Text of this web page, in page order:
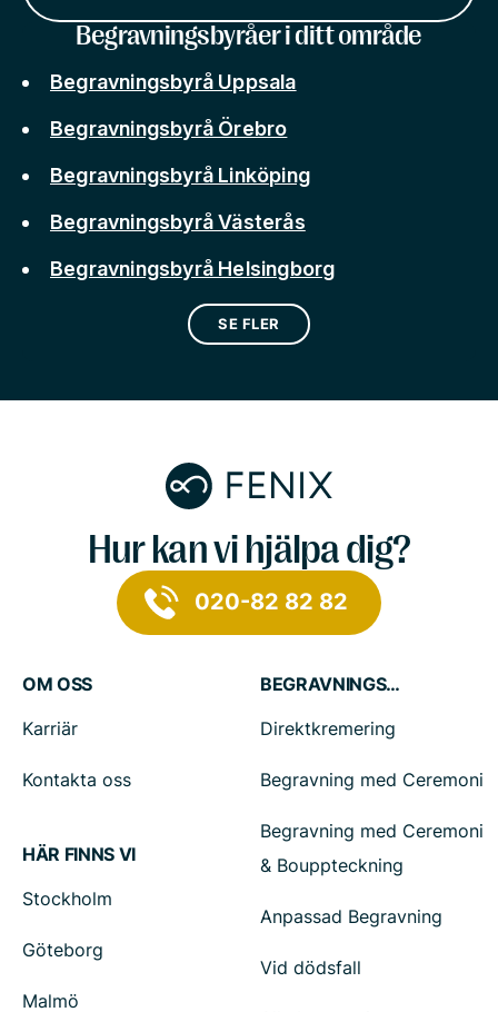
Begravningsbyråer i ditt område
Begravningsbyrå Uppsala
Begravningsbyrå Örebro
Begravningsbyrå Linköping
Begravningsbyrå Västerås
Begravningsbyrå Helsingborg
SE FLER
Hur kan vi hjälpa dig?
020-82 82 82
OM OSS
Karriär
Kontakta oss
HÄR FINNS VI
Stockholm
Göteborg
Malmö
BEGRAVNINGSTJÄNSTER
Direktkremering
Begravning med Ceremoni
Begravning med Ceremoni
& Bouppteckning
Anpassad Begravning
Vid dödsfall